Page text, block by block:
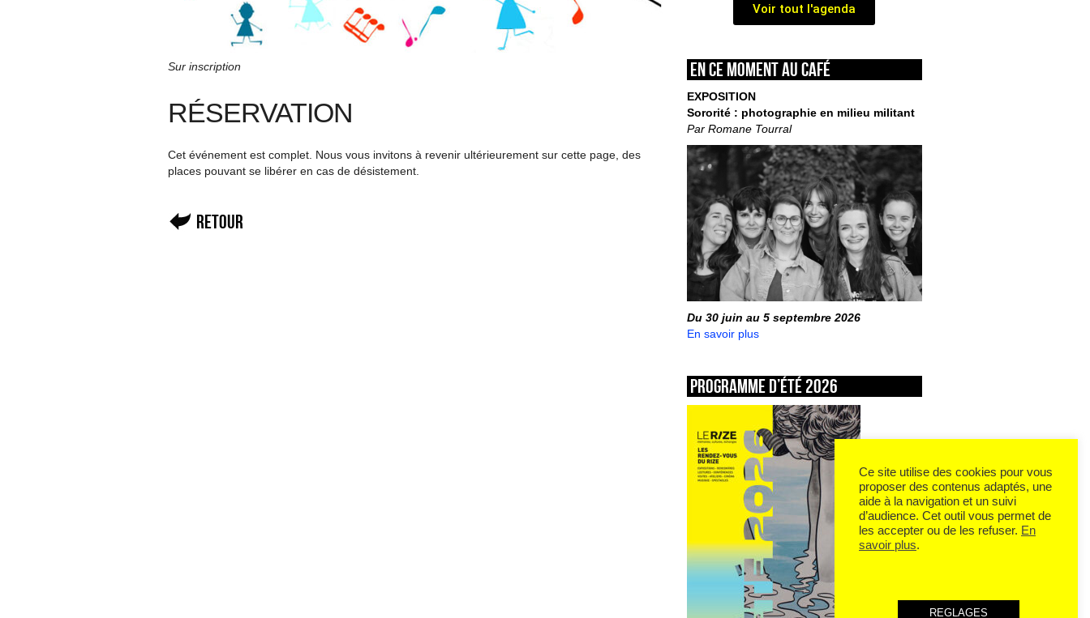
Sur inscription
RÉSERVATION
Cet événement est complet. Nous vous invitons à revenir ultérieurement sur cette page, des
places pouvant se libérer en cas de désistement.
Retour
Voir tout l'agenda
En ce moment au café
EXPOSITION
Sororité : photographie en milieu militant
Par Romane Tourral
Du 30 juin au 5 septembre 2026
En savoir plus
Programme d’été 2026
Ce site utilise des cookies pour vous
proposer des contenus adaptés, une
aide à la navigation et un suivi
d’audience. Cet outil vous permet de
les accepter ou de les refuser. En
savoir plus.
REGLAGES